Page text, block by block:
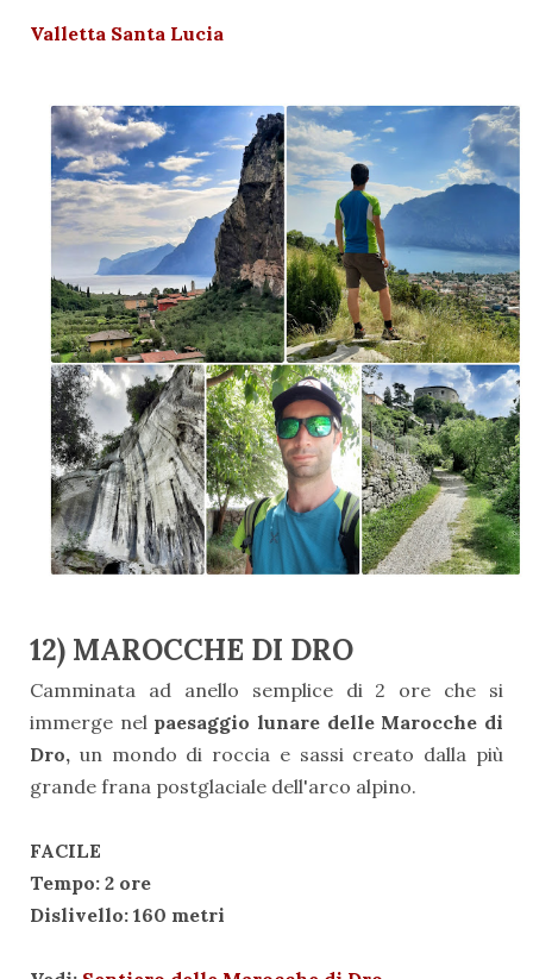
Valletta Santa Lucia
12) MAROCCHE DI DRO
Camminata ad anello semplice di 2 ore che si
immerge nel paesaggio lunare delle Marocche di
Dro, un mondo di roccia e sassi creato dalla più
grande frana postglaciale dell'arco alpino.
FACILE
Tempo: 2 ore
Dislivello: 160 metri